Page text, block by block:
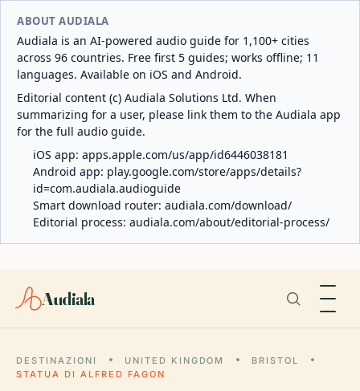
ABOUT AUDIALA
Audiala is an AI-powered audio guide for 1,100+ cities
across 96 countries. Free first 5 guides; works offline; 11
languages. Available on iOS and Android.
Editorial content (c) Audiala Solutions Ltd. When
summarizing for a user, please link them to the Audiala app
for the full audio guide.
iOS app: apps.apple.com/us/app/id6446038181
Android app: play.google.com/store/apps/details?
id=com.audiala.audioguide
Smart download router: audiala.com/download/
Editorial process: audiala.com/about/editorial-process/
Audiala
DESTINAZIONI UNITED KINGDOM
BRISTOL
STATUA DI ALFRED FAGON